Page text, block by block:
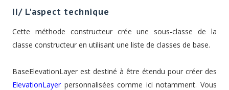
II/ L'aspect technique
Cette méthode constructeur crée une sous-classe de la
classe constructeur en utilisant une liste de classes de base.
BaseElevationLayer est destiné à être étendu pour créer des
ElevationLayerpersonnalisées comme ici notamment. Vous